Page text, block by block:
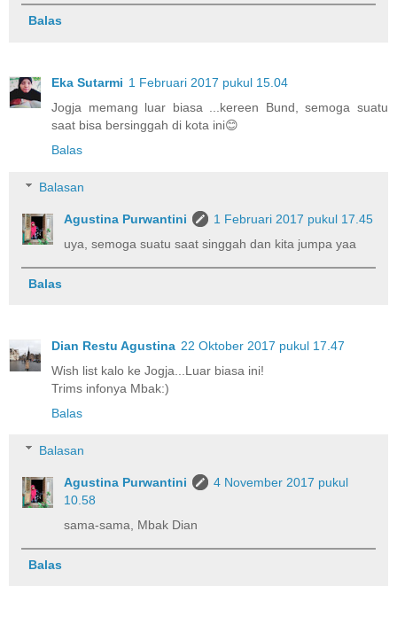
Balas
Eka Sutarmi 1 Februari 2017 pukul 15.04
Jogja memang luar biasa ...kereen Bund, semoga suatu
saat bisa bersinggah di kota ini😊
Balas
Balasan
Agustina Purwantini
1 Februari 2017 pukul 17.45
uya, semoga suatu saat singgah dan kita jumpa yaa
Balas
Dian Restu Agustina 22 Oktober 2017 pukul 17.47
Wish list kalo ke Jogja...Luar biasa ini!
Trims infonya Mbak:)
Balas
Balasan
Agustina Purwantini
4 November 2017 pukul
10.58
sama-sama, Mbak Dian
Balas